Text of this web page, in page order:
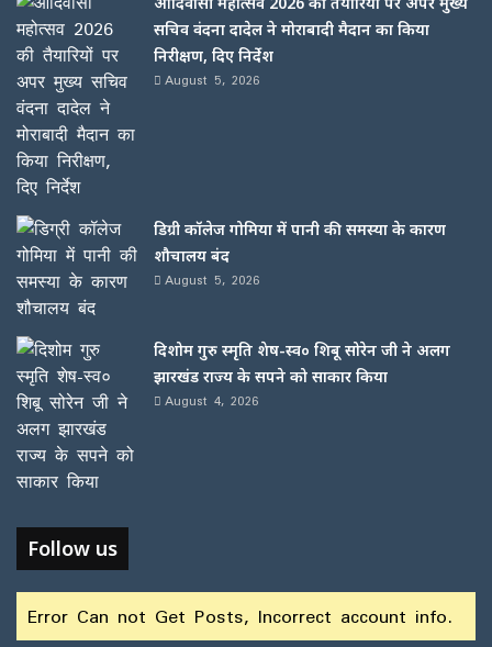
सचिव वंदना दादेल ने मोराबादी मैदान का किया
निरीक्षण, दिए निर्देश
August 5, 2026
डिग्री कॉलेज गोमिया में पानी की समस्या के कारण
शौचालय बंद
August 5, 2026
दिशोम गुरु स्मृति शेष-स्व० शिबू सोरेन जी ने अलग
झारखंड राज्य के सपने को साकार किया
August 4, 2026
Follow us
Error Can not Get Posts, Incorrect account info.